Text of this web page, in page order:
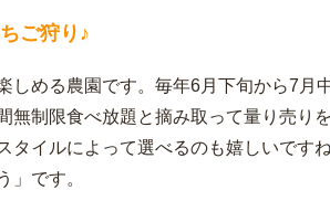
ご狩り♪
しめる農園です。毎年6月下旬から7月
無制限食べ放題と摘み取って量り売り
タイルによって選べるのも嬉しいです
」です。